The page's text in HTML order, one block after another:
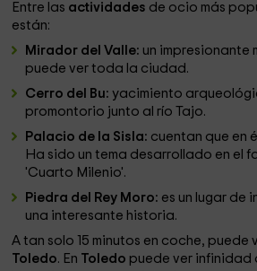
Entre las actividades de ocio más
están:
Mirador del Valle: un impresionante
puede ver toda la ciudad.
Cerro del Bu:yacimiento
promontorio junto al río Tajo.
Palacio de la Sisla: cuentan que en
Ha sido un tema desarrollado en el
'Cuarto Milenio'.
Piedra del Rey Moro: es un lugar de
una interesante historia.
A tan solo 15 minutos en coche, puede
Toledo. En Toledo puede ver infinidad